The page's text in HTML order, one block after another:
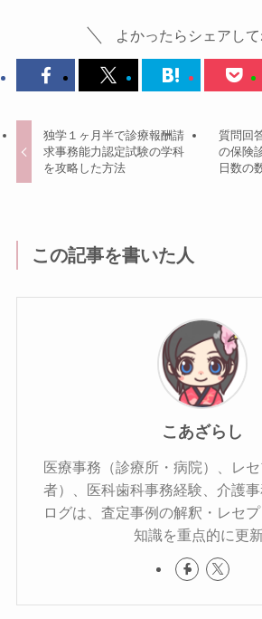
よかったらシェアして
独学１ヶ月半で診療報酬請
求事務能力認定試験の学科
を攻略した方法
質問回
の保険
日数の
この記事を書いた人
こあざらし
医療事務（診療所・病院）、レ
者）、医科歯科事務経験、介護
ログは、査定事例の解釈・レセ
知識を重点的に更